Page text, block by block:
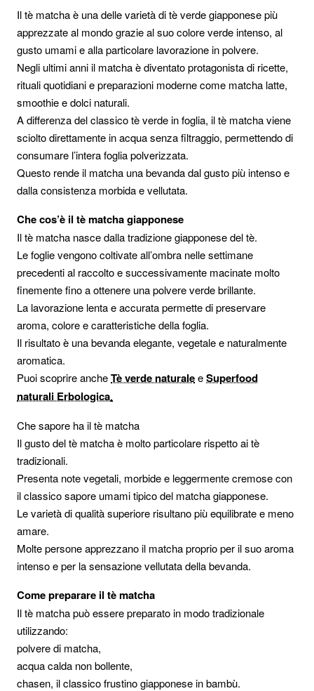
Il tè matcha è una delle varietà di tè verde giapponese più
apprezzate al mondo grazie al suo colore verde intenso, al
gusto umami e alla particolare lavorazione in polvere.
Negli ultimi anni il matcha è diventato protagonista di ricette,
rituali quotidiani e preparazioni moderne come matcha latte,
smoothie e dolci naturali.
A differenza del classico tè verde in foglia, il tè matcha viene
sciolto direttamente in acqua senza filtraggio, permettendo di
consumare l’intera foglia polverizzata.
Questo rende il matcha una bevanda dal gusto più intenso e
dalla consistenza morbida e vellutata.
Che cos’è il tè matcha giapponese
Il tè matcha nasce dalla tradizione giapponese del tè.
Le foglie vengono coltivate all’ombra nelle settimane
precedenti al raccolto e successivamente macinate molto
finemente fino a ottenere una polvere verde brillante.
La lavorazione lenta e accurata permette di preservare
aroma, colore e caratteristiche della foglia.
Il risultato è una bevanda elegante, vegetale e naturalmente
aromatica.
Puoi scoprire ancheTè verde naturaleeSuperfood
naturali Erbologica.
Che sapore ha il tè matcha
Il gusto del tè matcha è molto particolare rispetto ai tè
tradizionali.
Presenta note vegetali, morbide e leggermente cremose con
il classico sapore umami tipico del matcha giapponese.
Le varietà di qualità superiore risultano più equilibrate e meno
amare.
Molte persone apprezzano il matcha proprio per il suo aroma
intenso e per la sensazione vellutata della bevanda.
Come preparare il tè matcha
Il tè matcha può essere preparato in modo tradizionale
utilizzando:
polvere di matcha,
acqua calda non bollente,
chasen, il classico frustino giapponese in bambù.